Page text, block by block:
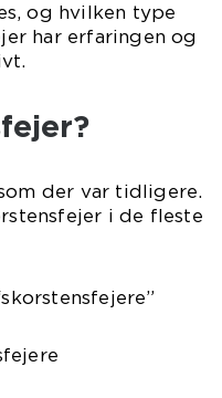
og hvilken type
har erfaringen og
der var tidligere.
i de fleste